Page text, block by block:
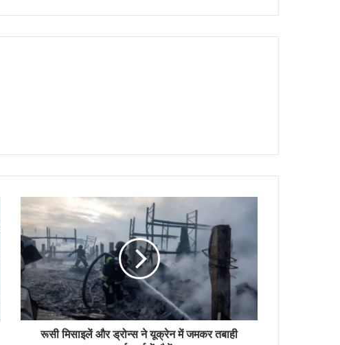
रूसी मिसाइलें और ड्रोन्स ने यूक्रेन में जमकर तबाही